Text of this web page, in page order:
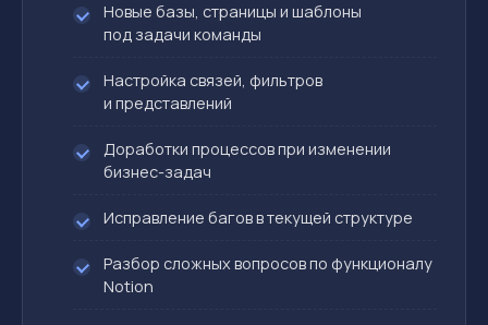
Новые базы, страницы и шаблоны
под задачи команды
Настройка связей, фильтров
и представлений
Доработки процессов при изменении
бизнес-задач
Исправление багов в текущей структуре
Разбор сложных вопросов по функционалу
Notion